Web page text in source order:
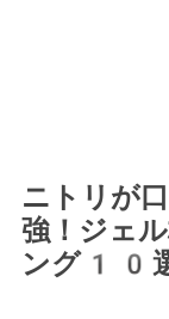
ニトリが
強！ジェ
ング10